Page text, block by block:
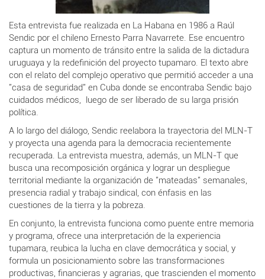
Esta entrevista fue realizada en La Habana en 1986 a Raúl
Sendic por el chileno Ernesto Parra Navarrete. Ese encuentro
captura un momento de tránsito entre la salida de la dictadura
uruguaya y la redefinición del proyecto tupamaro. El texto abre
con el relato del complejo operativo que permitió acceder a una
"casa de seguridad" en Cuba donde se encontraba Sendic bajo
cuidados médicos, luego de ser liberado de su larga prisión
política.
A lo largo del diálogo, Sendic reelabora la trayectoria del MLN-T
y proyecta una agenda para la democracia recientemente
recuperada. La entrevista muestra, además, un MLN-T que
busca una recomposición orgánica y lograr un despliegue
territorial mediante la organización de "mateadas" semanales,
presencia radial y trabajo sindical, con énfasis en las
cuestiones de la tierra y la pobreza.
En conjunto, la entrevista funciona como puente entre memoria
y programa, ofrece una interpretación de la experiencia
tupamara, reubica la lucha en clave democrática y social, y
formula un posicionamiento sobre las transformaciones
productivas, financieras y agrarias, que trascienden el momento